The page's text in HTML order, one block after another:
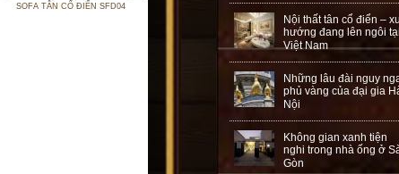
SOFA TÂN CỔ ĐIỂN SFD04
Nội thất tân cổ điển –
hướng đang lên ngôi
Việt Nam
Những lâu đài nguy
phủ vàng của đại gia
Nội
Không gian xanh tiện
nghi trong nhà ống ở
Gòn